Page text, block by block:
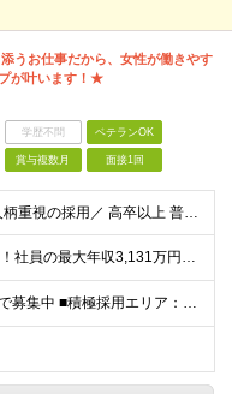
うお仕事だから、女性が働きやす
が叶います！★
学歴不問 ベテランOK
賞与複数月 面接1回
＼未経験歓迎・お人柄重視の採用／ 高卒以上 普通自動車第一種運転免許取得者（AT限定可） ★職歴は全く問いません！20代～50代が幅広く活躍中 前向きにコツコツと向き合える方であれば結果がついてくる
＼平均年収819万円！社員の最大年収3,131万円／ ＼2人に1人が年収700万円以上／ ＼5人に1人が年収1,000万円以上！／ 固定給だけで、年収524万円も可能！ インセンティブだけでなく固定給
■全国各地の事業所で募集中 ■積極採用エリア：東京・神奈川・埼玉・千葉・愛知 ※希望の勤務地で働ける！通勤可能な事業所を選定していきます ※地元に戻って働きたいUターン希望者も歓迎します！ ※社用車を